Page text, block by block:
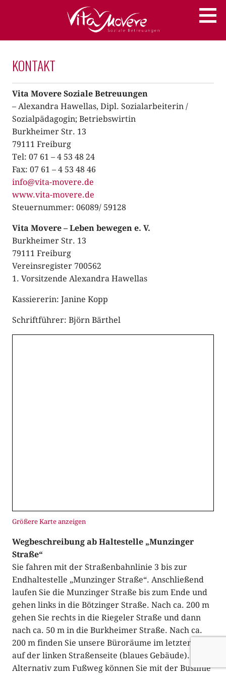
VITA MOVERE
Soziale Betreuungen
KONTAKT
Vita Movere Soziale Betreuungen
– Alexandra Hawellas, Dipl. Sozialarbeiterin /
Sozialpädagogin; Betriebswirtin
Burkheimer Str. 13
79111 Freiburg
Tel: 07 61 – 4 53 48 24
Fax: 07 61 – 4 53 48 46
info@vita-movere.de
www.vita-movere.de
Steuernummer: 06089/ 59128
Vita Movere – Leben bewegen e. V.
Burkheimer Str. 13
79111 Freiburg
Vereinsregister 700562
1. Vorsitzende Alexandra Hawellas
Kassiererin: Janine Kopp
Schriftführer: Björn Bärthel
Größere Karte anzeigen
Wegbeschreibung ab Haltestelle „Munzinger
Straße“
Sie fahren mit der Straßenbahnlinie 3 bis zur
Endhaltestelle „Munzinger Straße“. Anschließend
laufen Sie die Munzinger Straße bis zum Ende und
gehen links in die Bötzinger Straße. Nach ca. 200 m
gehen Sie rechts in die Riegeler Straße und dann
nach ca. 50 m in die Burkheimer Straße. Nach ca.
200 m finden Sie unsere Büroräume im letzten Haus
auf der linken Straßenseite (blaues Gebäude).
Alternativ zum Fußweg können Sie mit der Buslinie